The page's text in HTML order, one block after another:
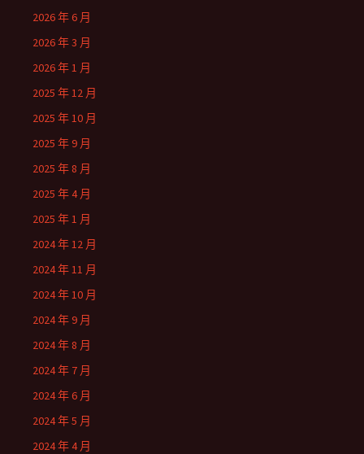
2026 年 6 月
2026 年 3 月
2026 年 1 月
2025 年 12 月
2025 年 10 月
2025 年 9 月
2025 年 8 月
2025 年 4 月
2025 年 1 月
2024 年 12 月
2024 年 11 月
2024 年 10 月
2024 年 9 月
2024 年 8 月
2024 年 7 月
2024 年 6 月
2024 年 5 月
2024 年 4 月